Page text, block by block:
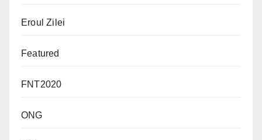
Eroul Zilei
Featured
FNT2020
ONG